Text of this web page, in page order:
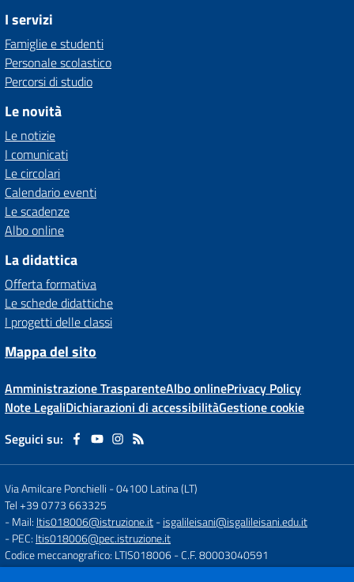
I servizi
Famiglie e studenti
Personale scolastico
Percorsi di studio
Le novità
Le notizie
I comunicati
Le circolari
Calendario eventi
Le scadenze
Albo online
La didattica
Offerta formativa
Le schede didattiche
I progetti delle classi
Mappa del sito
Amministrazione TrasparenteAlbo onlinePrivacy Policy
Note LegaliDichiarazioni di accessibilitàGestione cookie
Seguici su:
Via Amilcare Ponchielli -04100 Latina (LT)
Tel +39 0773 663325
- Mail: ltis018006@istruzione.it-isgalileisani@isgalileisani.edu.it
- PEC: ltis018006@pec.istruzione.it
Codice meccanografico: LTIS018006- C.F. 80003040591
Codice Meccanografico: ltis018006- Codice Univoco ufficio: UF53KR